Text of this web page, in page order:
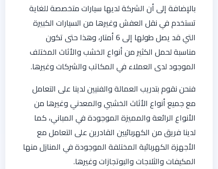
بالإضافة إلى أن الشركة لديها سيارات متخصصة للغاية
تستخدم في نقل العفش وغيرها من السيارات الكبيرة
التي قد يصل طولها إلى 6 أمتار، وهذا حتى تكون
مناسبة لحمل الكثير من أنواع الخشب والأثاث المختلف
الموجود لدى العملاء في المكاتب والشركات وغيرها.
فنحن نقوم بتدريب العمالة والفنيين لدينا على التعامل
مع جميع أنواع الأثاث الخشبي والمعدني وغيرها من
الأنواع الرائعة والمميزة الموجودة في المباني، كما
لدينا فريق من الكهربائيين القادرين على التعامل مع
الأجهزة الكهربائية المختلفة الموجودة في المنازل منها
المكيفات والثلاجات والبوتجازات وغيرها.